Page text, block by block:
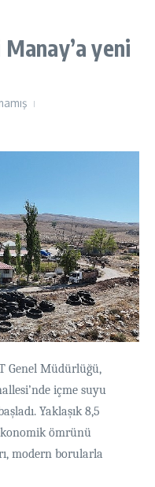
yeni
Genel Müdürlüğü,
içme suyu
Yaklaşık 8,5
ömrünü
modern borularla